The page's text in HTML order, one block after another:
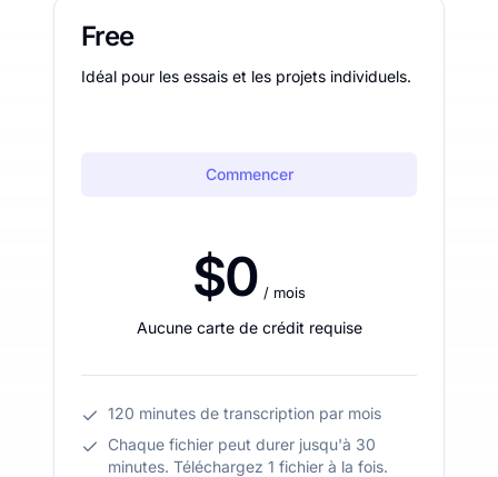
Free
Idéal pour les essais et les projets individuels.
Commencer
$0 / mois
Aucune carte de crédit requise
120 minutes de transcription par mois
Chaque fichier peut durer jusqu'à 30
minutes. Téléchargez 1 fichier à la fois.